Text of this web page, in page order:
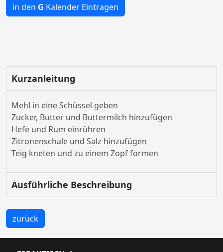
in den G Kalender Eintragen
Kurzanleitung
Mehl in eine Schüssel geben
Zucker, Butter und Buttermilch hinzufügen
Hefe und Rum einrühren
Zitronenschale und Salz hinzufügen
Teig kneten und zu einem Zopf formen
Ausführliche Beschreibung
zurück